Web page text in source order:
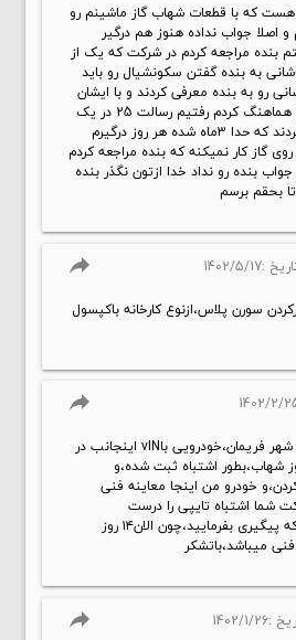
هست که با قطعات شهاب گاز ماشینم رو
اصلا جواب نداده هنوز هم درگیر
بنده مراجعه کردم در شرکت که یک از
به بنده گفتن سکونشیال رو باید
رو به بنده معرفی کردند و با ایشان
صحبت کردم که یک روز هماهنگ کردم رفتیم رسالت 25 در یک
گاراژی برای بنده نصب کردند که حدا 3ماه شده هر روز درگیرم
گاز کار نمیکنه که بنده مراجعه کردم
بنده رو نداد خدا ازتون نگذر بنده
بحقم برسم
5/17
reply
سورن پلاس،ازنوع کارخانه باکپسول
reply
با سلام،از خراسان رضوی شهر فریمان،خودرویی باvIN اینجانب در
شهاب،بطور اشتباه ثبت شده،و
خودرو من اینجا معاینه فنی
شما اشتباه تایپی را درست
نکنن،درخواست میکنم که پیگیری بفرمایید،چون الان۱۴ روز
میباشد،باتشکر
1/26
reply